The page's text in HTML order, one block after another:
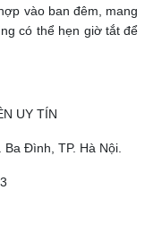
vào ban đêm, mang
có thể hẹn giờ tắt để
UY TÍN
Ba Đình, TP. Hà Nội.